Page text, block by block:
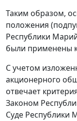
Таким образом,
положения (
Республики
были применены
С учетом
акционерного
отвечает
Законом
Суде Республики